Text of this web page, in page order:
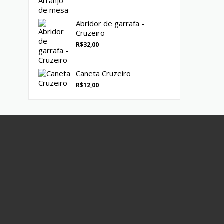
Abridor de garrafa -
Cruzeiro
R$32,00
Caneta Cruzeiro
R$12,00